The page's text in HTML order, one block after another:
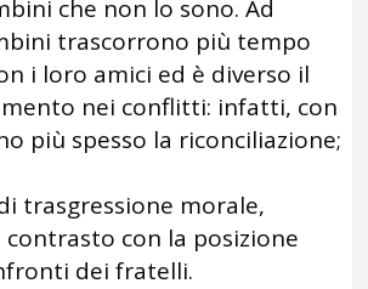
che non lo sono. Ad
trascorrono più tempo
i loro amici ed è diverso il
nei conflitti: infatti, con
più spesso la riconciliazione;
trasgressione morale,
con la posizione
dei fratelli.